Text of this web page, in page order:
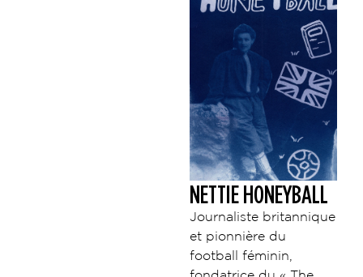
NETTIE HONEYBALL
Journaliste britannique
et pionnière du
football féminin,